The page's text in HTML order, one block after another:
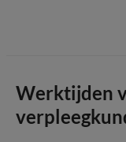
Werktijden